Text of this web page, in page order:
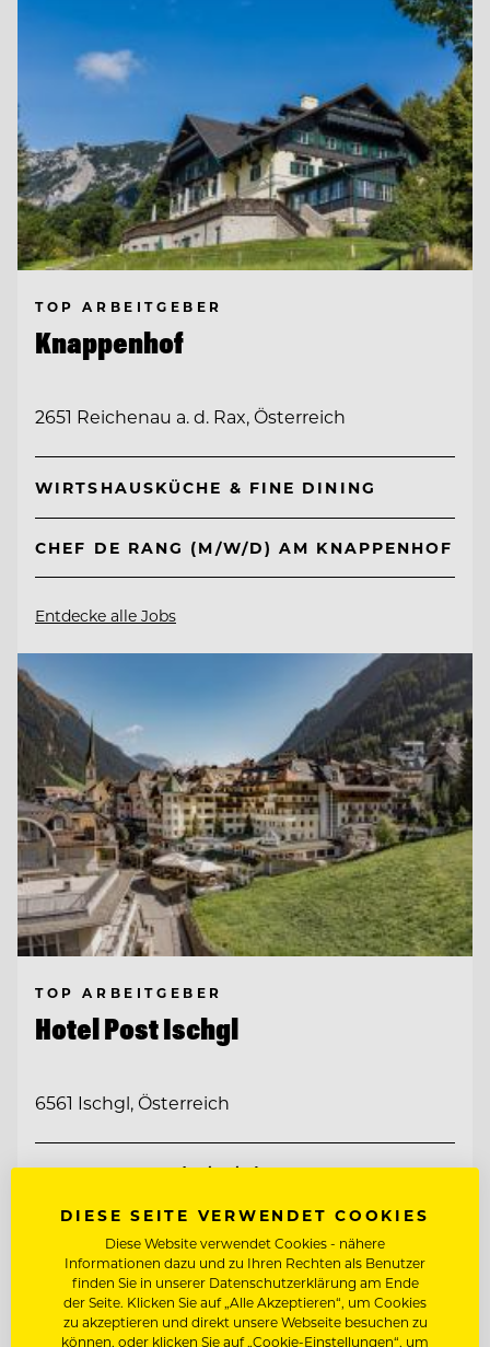
TOP ARBEITGEBER
Knappenhof
2651 Reichenau a. d. Rax, Österreich
WIRTSHAUSKÜCHE & FINE DINING
CHEF DE RANG (M/W/D) AM KNAPPENHOF
Entdecke alle Jobs
TOP ARBEITGEBER
Hotel Post Ischgl
6561 Ischgl, Österreich
ZAHLKELLNER (M/W/D)
Entdecke alle Jobs
DIESE SEITE VERWENDET COOKIES
Diese Website verwendet Cookies - nähere
Informationen dazu und zu Ihren Rechten als Benutzer
finden Sie in unserer Datenschutzerklärung am Ende
der Seite. Klicken Sie auf „Alle Akzeptieren“, um Cookies
zu akzeptieren und direkt unsere Webseite besuchen zu
können, oder klicken Sie auf „Cookie-Einstellungen“, um